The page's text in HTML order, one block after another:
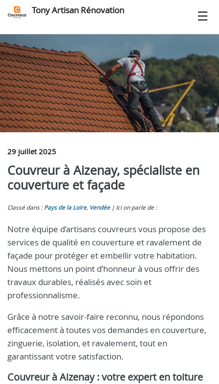
Tony Artisan Rénovation
29 juillet 2025
Couvreur à Aizenay, spécialiste en
couverture et façade
Classé dans : Pays de la Loire, Vendée Ici on parle de :
Notre équipe d’artisans couvreurs vous propose des
services de qualité en couverture et ravalement de
façade pour protéger et embellir votre habitation.
Nous mettons un point d’honneur à vous offrir des
travaux durables, réalisés avec soin et
professionnalisme.
Grâce à notre savoir-faire reconnu, nous répondons
efficacement à toutes vos demandes en couverture,
zinguerie, isolation, et ravalement, tout en
garantissant votre satisfaction.
Couvreur à Aizenay : votre expert en toiture